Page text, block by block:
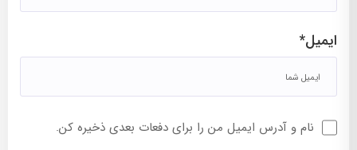
ایمیل*
نام و آدرس ایمیل من را برای دفعات بعدی ذخیره کن.